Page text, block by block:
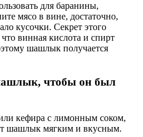
для баранины,
мясо в вине, достаточно,
кусочки. Секрет этого
винная кислота и спирт
шашлык получается
чтобы он был
кефира с лимонным соком,
шашлык мягким и вкусным.